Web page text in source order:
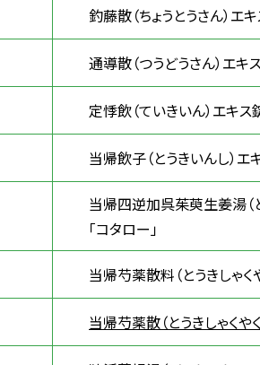
釣藤散（ちょうとうさん）エ
通導散（つうどうさん）エキ
定悸飲（ていきいん）エキス
当帰飲子（とうきいんし）エ
当帰四逆加呉茱萸生姜湯（
「コタロー」
当帰芍薬散料（とうきしゃく
当帰芍薬散（とうきしゃくや